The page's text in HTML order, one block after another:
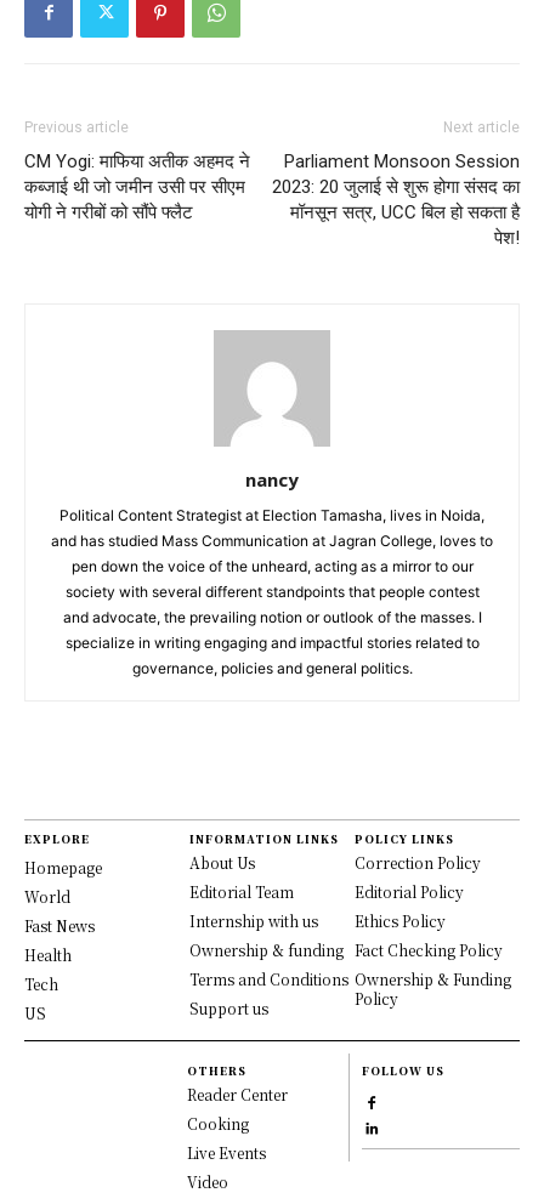
Previous article
CM Yogi: माफिया अतीक अहमद ने
कब्जाई थी जो जमीन उसी पर सीएम
योगी ने गरीबों को सौंपे फ्लैट
Next article
Parliament Monsoon Session
2023: 20 जुलाई से शुरू होगा संसद का
मॉनसून सत्र, UCC बिल हो सकता है
पेश!
nancy
Political Content Strategist at Election Tamasha, lives in Noida,
and has studied Mass Communication at Jagran College, loves to
pen down the voice of the unheard, acting as a mirror to our
society with several different standpoints that people contest
and advocate, the prevailing notion or outlook of the masses. I
specialize in writing engaging and impactful stories related to
governance, policies and general politics.
EXPLORE
Homepage
World
Fast News
Health
Tech
US
INFORMATION LINKS
About Us
Editorial Team
Internship with us
Ownership & funding
Terms and Conditions
Support us
POLICY LINKS
Correction Policy
Editorial Policy
Ethics Policy
Fact Checking Policy
Ownership & Funding
Policy
OTHERS
Reader Center
Cooking
Live Events
Video
FOLLOW US